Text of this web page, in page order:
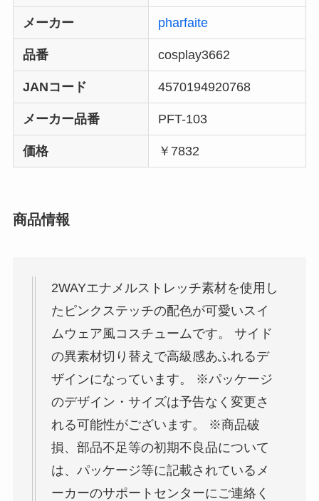
メーカー pharfaite
品番 cosplay3662
JANコード 4570194920768
メーカー品番 PFT-103
価格 ￥7832
商品情報
2WAYエナメルストレッチ素材を使用し
たピンクステッチの配色が可愛いスイ
ムウェア風コスチュームです。 サイド
の異素材切り替えで高級感あふれるデ
ザインになっています。 ※パッケージ
のデザイン・サイズは予告なく変更さ
れる可能性がございます。 ※商品破
損、部品不足等の初期不良品について
は、パッケージ等に記載されているメ
ーカーのサポートセンターにご連絡く